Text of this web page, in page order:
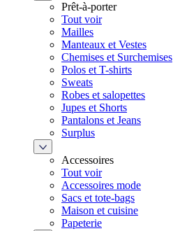
Prêt-à-porter
Tout voir
Mailles
Manteaux et Vestes
Chemises et Surchemises
Polos et T-shirts
Sweats
Robes et salopettes
Jupes et Shorts
Pantalons et Jeans
Surplus
Accessoires
Tout voir
Accessoires mode
Sacs et tote-bags
Maison et cuisine
Papeterie